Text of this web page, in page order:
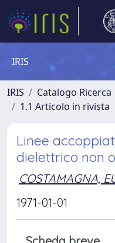
IRIS
IRIS Catalogo Ricerca
1.1 Articolo in rivista
Linee
dielettrico non
COSTAMAGNA,
1971-01-01